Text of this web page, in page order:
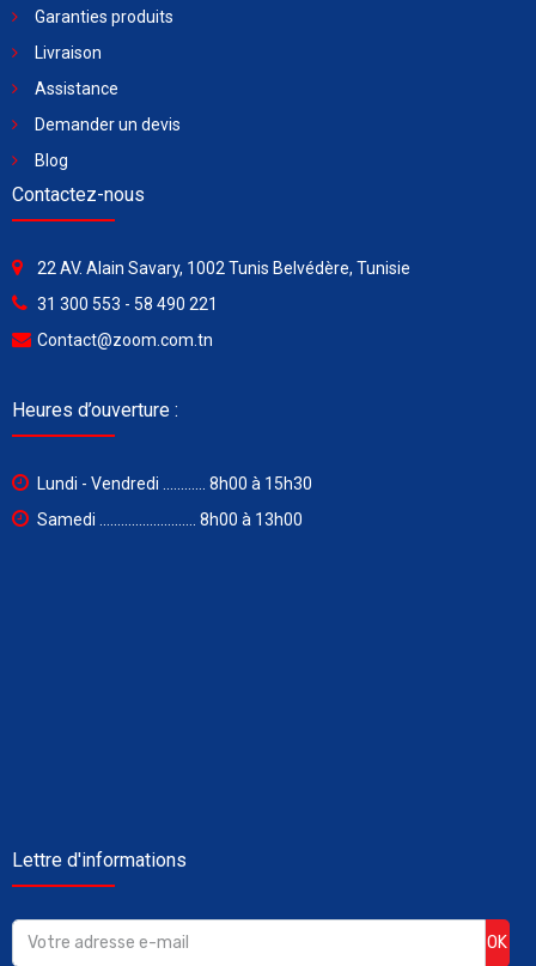
Garanties produits
Livraison
Assistance
Demander un devis
Blog
Contactez-nous
22 AV. Alain Savary, 1002 Tunis Belvédère, Tunisie
31 300 553 - 58 490 221
Contact@zoom.com.tn
Heures d’ouverture :
Lundi - Vendredi ............ 8h00 à 15h30
Samedi ........................... 8h00 à 13h00
Lettre d'informations
OK